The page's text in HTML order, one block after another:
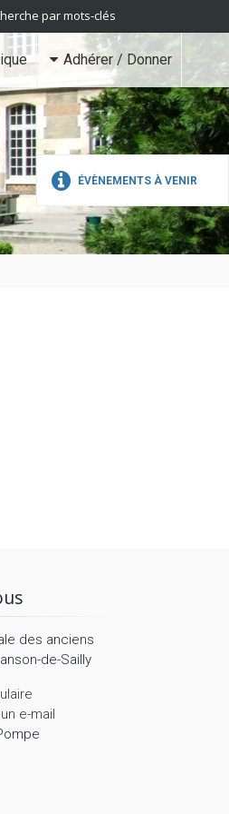
ÉVÈNEMENTS À VENIR
par mots-clés
Adhérer / Donner
des anciens
de-Sailly
e-mail